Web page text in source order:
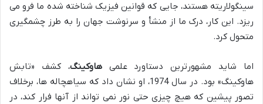
سینگولاریته هستند، جایی که قوانین فیزیک شناخته شده ما فرو می
ریزد. این کار، درک ما از منشأ و سرنوشت جهان را به طرز چشمگیری
متحول کرد.
اما شاید مشهورترین دستاورد علمیهاوکینگ، کشف «تابش
هاوکینگ» بود. در سال 1974، او نشان داد که سیاهچاله ها، برخلاف
تصور پیشین که هیچ چیزی حتی نور نمی تواند از آنها فرار کند، در